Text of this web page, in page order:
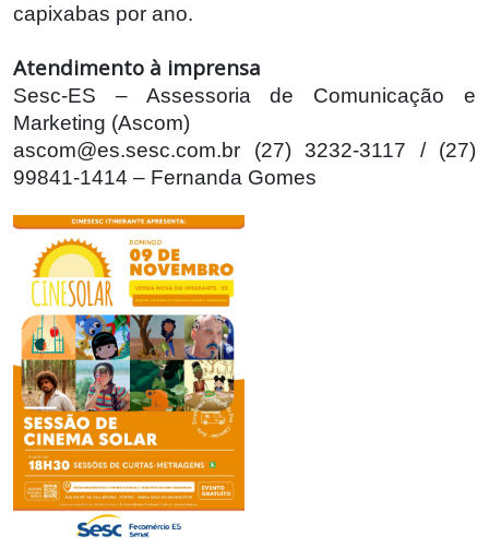
capixabas por ano.
Atendimento à imprensa
Sesc-ES – Assessoria de Comunicação e
Marketing (Ascom)
ascom@es.sesc.com.br (27) 3232-3117 / (27)
99841-1414 – Fernanda Gomes